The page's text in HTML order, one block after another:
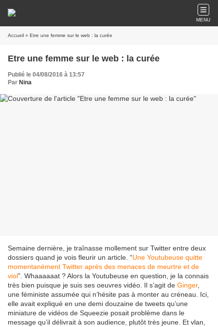
MENU
Accueil » Etre une femme sur le web : la curée
Etre une femme sur le web : la curée
Publié le 04/08/2016 à 13:57
Par Nina
Semaine dernière, je traînasse mollement sur Twitter entre deux
dossiers quand je vois fleurir un article. “Une Youtubeuse quitte
momentanément Twitter après des menaces de meurtre et de
viol”. Whaaaaaat ? Alors la Youtubeuse en question, je la connais
très bien puisque je suis ses oeuvres vidéo. Il s’agit de Ginger,
une féministe assumée qui n’hésite pas à monter au créneau. Ici,
elle avait expliqué en une demi douzaine de tweets qu’une
miniature de vidéos de Squeezie posait problème dans le
message qu’il délivrait à son audience, plutôt très jeune. Et vlan,